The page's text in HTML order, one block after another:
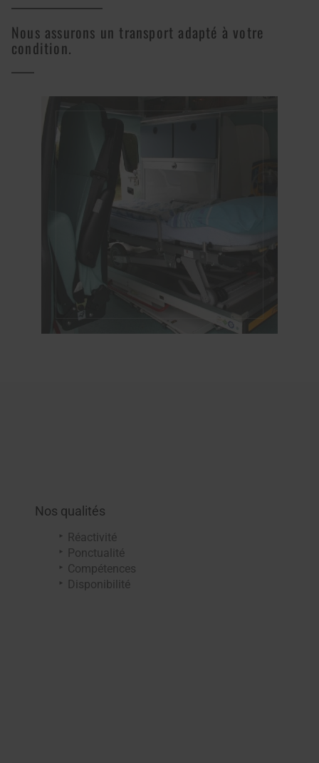
Nous assurons un transport adapté à votre
condition.
Nos qualités
Réactivité
Ponctualité
Compétences
Disponibilité